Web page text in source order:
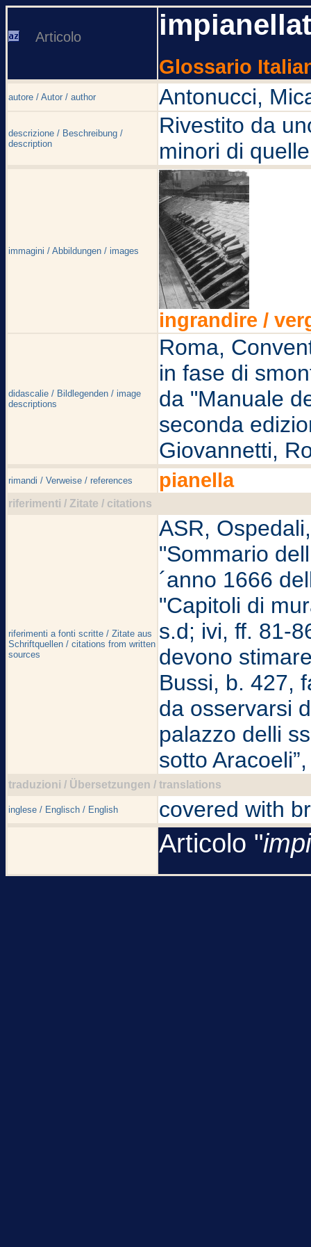
Articolo
Glossario
autore / Autor / author Antonucci,
descrizione / Beschreibung /
description
Rivestito da
minori di
immagini / Abbildungen / images
ingrandire /
didascalie / Bildlegenden / image
descriptions
Roma,
in fase di
da "Manuale
seconda
Giovannetti,
rimandi / Verweise / references pianella
riferimenti / Zitate / citations
riferimenti a fonti scritte / Zitate aus
Schriftquellen / citations from written
sources
ASR,
"Sommario
´anno 1666
"Capitoli di
s.d; ivi, ff. 81-
devono
Bussi, b. 427,
da osservarsi
palazzo delli
sotto
traduzioni / Übersetzungen / translations
inglese / Englisch / English covered with
Articolo "